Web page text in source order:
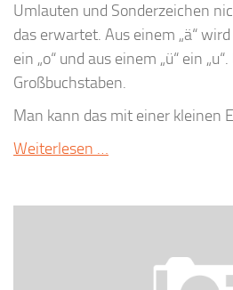
Umlauten und Sonderzeichen
das erwartet. Aus einem „ä“ wird
ein „o“ und aus einem „ü“ ein
Großbuchstaben.
Man kann das mit einer kleinen
Weiterlesen …